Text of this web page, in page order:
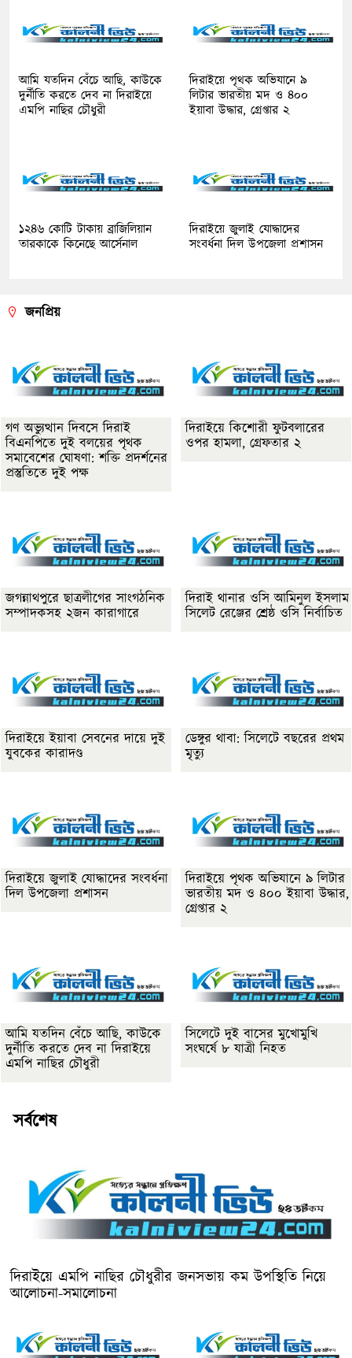
আমি যতদিন বেঁচে আছি, কাউকে
দুর্নীতি করতে দেব না দিরাইয়ে
এমপি নাছির চৌধুরী
দিরাইয়ে পৃথক অভিযানে ৯
লিটার ভারতীয় মদ ও ৪০০
ইয়াবা উদ্ধার, গ্রেপ্তার ২
১২৪৬ কোটি টাকায় ব্রাজিলিয়ান
তারকাকে কিনেছে আর্সেনাল
দিরাইয়ে জুলাই যোদ্ধাদের
সংবর্ধনা দিল উপজেলা প্রশাসন
জনপ্রিয়
গণ অভ্যুত্থান দিবসে দিরাই
বিএনপিতে দুই বলয়ের পৃথক
সমাবেশের ঘোষণা: শক্তি প্রদর্শনের
প্রস্তুতিতে দুই পক্ষ
দিরাইয়ে কিশোরী ফুটবলারের
ওপর হামলা, গ্রেফতার ২
জগন্নাথপুরে ছাত্রলীগের সাংগঠনিক
সম্পাদকসহ ২জন কারাগারে
দিরাই থানার ওসি আমিনুল ইসলাম
সিলেট রেঞ্জের শ্রেষ্ঠ ওসি নির্বাচিত
দিরাইয়ে ইয়াবা সেবনের দায়ে দুই
যুবকের কারাদণ্ড
ডেঙ্গুর থাবা: সিলেটে বছরের প্রথম
মৃত্যু
দিরাইয়ে জুলাই যোদ্ধাদের সংবর্ধনা
দিল উপজেলা প্রশাসন
দিরাইয়ে পৃথক অভিযানে ৯ লিটার
ভারতীয় মদ ও ৪০০ ইয়াবা উদ্ধার,
গ্রেপ্তার ২
আমি যতদিন বেঁচে আছি, কাউকে
দুর্নীতি করতে দেব না দিরাইয়ে
এমপি নাছির চৌধুরী
সিলেটে দুই বাসের মুখোমুখি
সংঘর্ষে ৮ যাত্রী নিহত
সর্বশেষ
দিরাইয়ে এমপি নাছির চৌধুরীর জনসভায় কম উপস্থিতি নিয়ে
আলোচনা-সমালোচনা